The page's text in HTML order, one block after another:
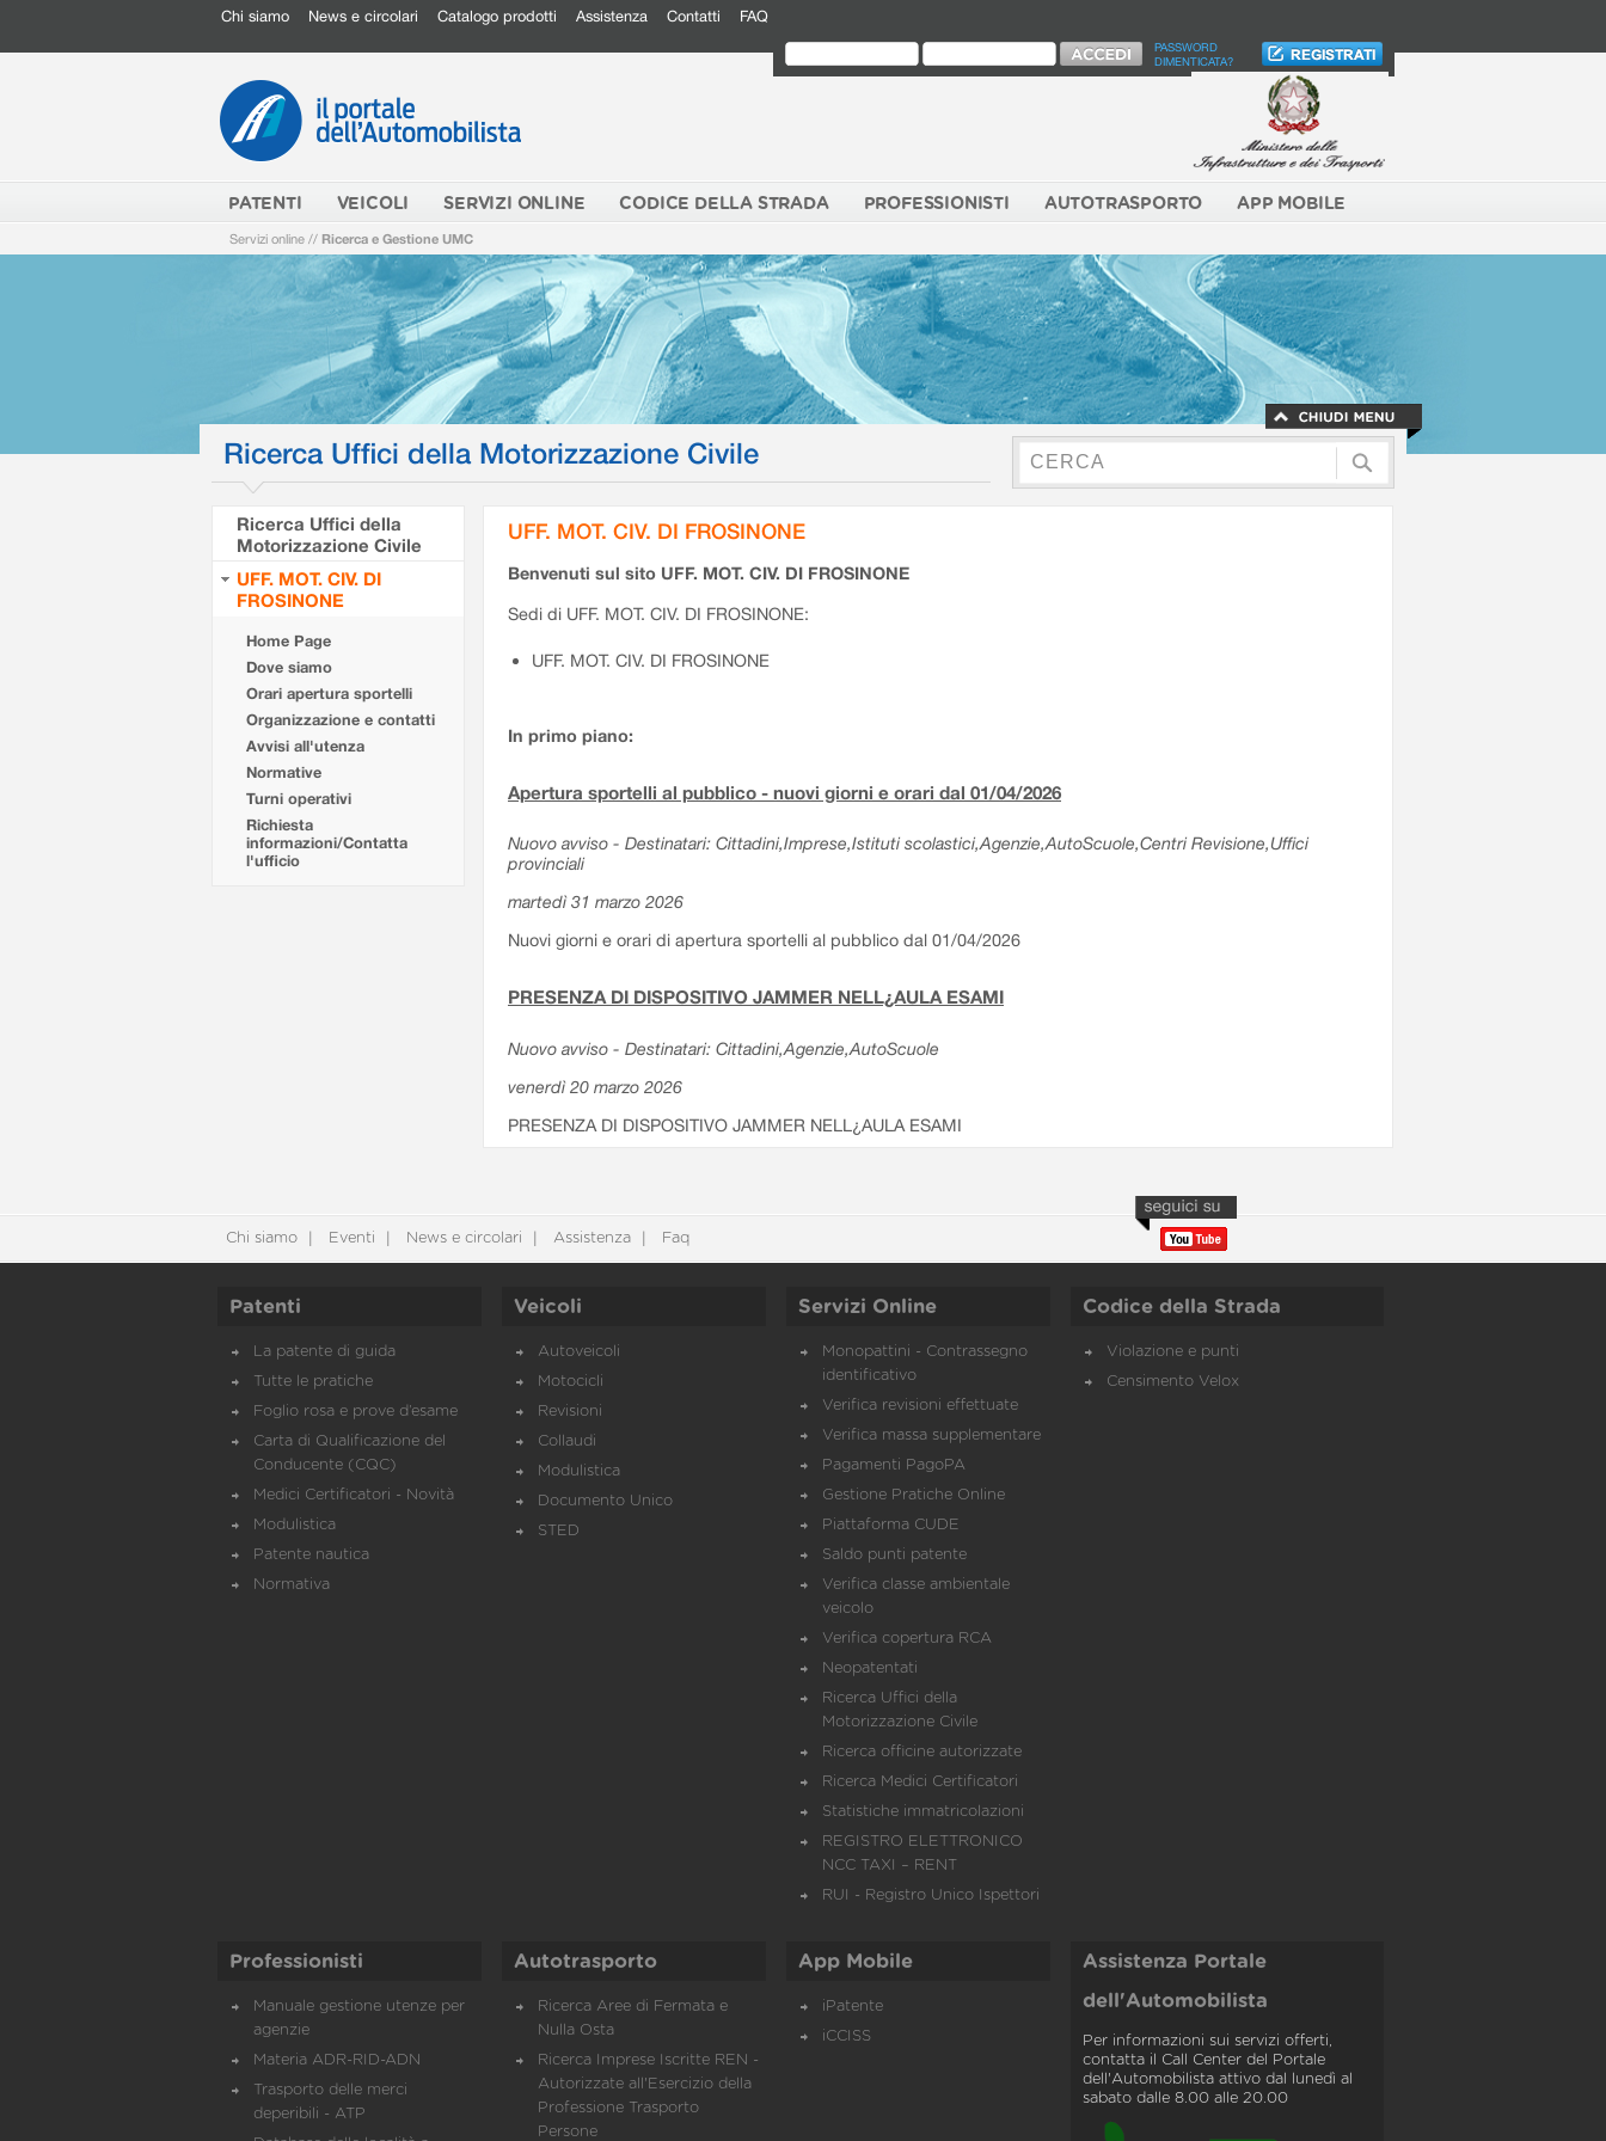
Chi siamo News e circolari Catalogo prodotti Assistenza Contatti FAQ
PASSWORD
DIMENTICATA?
PATENTI VEICOLI SERVIZI ONLINE CODICE DELLA STRADA PROFESSIONISTI AUTOTRASPORTO APP MOBILE
Servizi online // Ricerca e Gestione UMC
Ricerca Uffici della Motorizzazione Civile
Ricerca Uffici della
Motorizzazione Civile
UFF. MOT. CIV. DI
FROSINONE
Home Page
Dove siamo
Orari apertura sportelli
Organizzazione e contatti
Avvisi all'utenza
Normative
Turni operativi
Richiesta
informazioni/Contatta
l'ufficio
UFF. MOT. CIV. DI FROSINONE
Benvenuti sul sito UFF. MOT. CIV. DI FROSINONE
Sedi di UFF. MOT. CIV. DI FROSINONE:
UFF. MOT. CIV. DI FROSINONE
In primo piano:
Apertura sportelli al pubblico - nuovi giorni e orari dal 01/04/2026
Nuovo avviso - Destinatari: Cittadini,Imprese,Istituti scolastici,Agenzie,AutoScuole,Centri Revisione,Uffici
provinciali
martedì 31 marzo 2026
Nuovi giorni e orari di apertura sportelli al pubblico dal 01/04/2026
PRESENZA DI DISPOSITIVO JAMMER NELL¿AULA ESAMI
Nuovo avviso - Destinatari: Cittadini,Agenzie,AutoScuole
venerdì 20 marzo 2026
PRESENZA DI DISPOSITIVO JAMMER NELL¿AULA ESAMI
Chi siamo Eventi News e circolari Assistenza Faq
Patenti
La patente di guida
Tutte le pratiche
Foglio rosa e prove d’esame
Carta di Qualificazione del
Conducente (CQC)
Medici Certificatori - Novità
Modulistica
Patente nautica
Normativa
Veicoli
Autoveicoli
Motocicli
Revisioni
Collaudi
Modulistica
Documento Unico
STED
Servizi Online
Monopattini - Contrassegno
identificativo
Verifica revisioni effettuate
Verifica massa supplementare
Pagamenti PagoPA
Gestione Pratiche Online
Piattaforma CUDE
Saldo punti patente
Verifica classe ambientale
veicolo
Verifica copertura RCA
Neopatentati
Ricerca Uffici della
Motorizzazione Civile
Ricerca officine autorizzate
Ricerca Medici Certificatori
Statistiche immatricolazioni
REGISTRO ELETTRONICO
NCC TAXI – RENT
RUI - Registro Unico Ispettori
Codice della Strada
Violazione e punti
Censimento Velox
Professionisti
Manuale gestione utenze per
agenzie
Materia ADR-RID-ADN
Trasporto delle merci
deperibili - ATP
Autotrasporto
Ricerca Aree di Fermata e
Nulla Osta
Ricerca Imprese Iscritte REN -
Autorizzate all'Esercizio della
Professione Trasporto
Persone
App Mobile
iPatente
iCCISS
Assistenza Portale
dell'Automobilista
Per informazioni sui servizi offerti,
contatta il Call Center del Portale
dell'Automobilista attivo dal lunedì al
sabato dalle 8.00 alle 20.00